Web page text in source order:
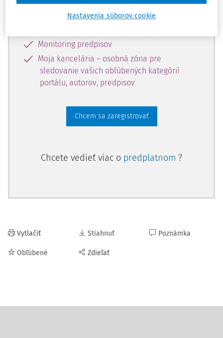
vybranému obsahu:
Monitoring predpisov
Moja kancelária – osobná zóna pre
sledovanie vašich obľúbených kategórií
portálu, autorov, predpisov
Chcem sa zaregistrovať
Chcete vedieť viac o predplatnom ?
Vytlačiť
Obľúbené
Stiahnuť
Zdieľať
Poznámka
Nastavenia súborov cookie